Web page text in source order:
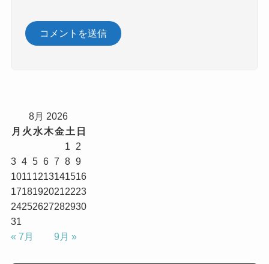
8月 2026
月 火 水木金土 日
1
2
3 4 5 6 7 8 9
10111213141516
17181920212223
24252627282930
31
« 7月
9月 »